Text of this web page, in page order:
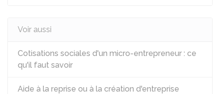
Voir aussi
Cotisations sociales d'un micro-entrepreneur : ce
qu'il faut savoir
Aide à la reprise ou à la création d'entreprise